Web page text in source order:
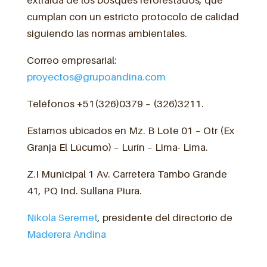
cumplan con un estricto protocolo de calidad
siguiendo las normas ambientales.
Correo empresarial:
proyectos@grupoandina.com
Teléfonos +51(326)0379 – (326)3211.
Estamos ubicados en Mz. B Lote 01 – Otr (Ex
Granja El Lúcumo) – Lurín – Lima- Lima.
Z.I Municipal 1 Av. Carretera Tambo Grande
41, PQ Ind. Sullana Piura.
Nikola Seremet, presidente del directorio de
Maderera Andina